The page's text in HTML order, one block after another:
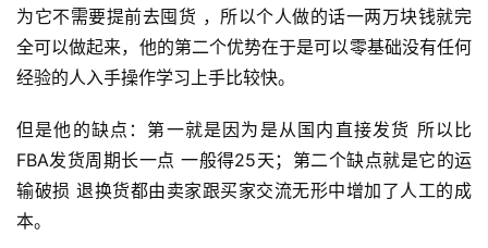
首
页
球
开
店
跨
为它不需要提前去囤货 ，所以个人做的话一两万块钱就完
全可以做起来，他的第二个优势在于是可以零基础没有任何
经验的人入手操作学习上手比较快。
但是他的缺点：第一就是因为是从国内直接发货 所以比
FBA发货周期长一点 一般得25天；第二个缺点就是它的运
输破损 退换货都由卖家跟买家交流无形中增加了人工的成
本。